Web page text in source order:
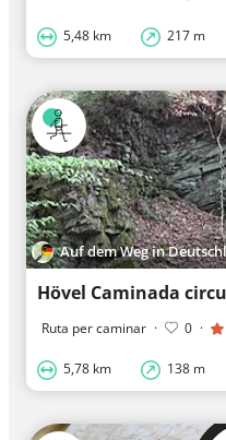
5,48 km 217 m
Auf dem Weg in
Hövel Caminada
Ruta per caminar · 0 ·
5,78 km 138 m